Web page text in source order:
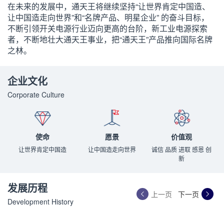
在未来的发展中，通天王将继续坚持“让世界肯定中国造、
让中国造走向世界”和“名牌产品、明星企业” 的奋斗目标，
不断引领开关电源行业迈向更高的台阶，新工业电源探索
者，不断地壮大通天王事业，把“通天王”产品推向国际名牌
之林。
企业文化
Corporate Culture
使命
让世界肯定中国造
愿景
让中国造走向世界
价值观
诚信 品质 进取 感恩 创
新
发展历程
Development History
上一页 下一页